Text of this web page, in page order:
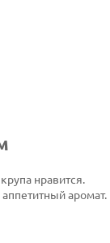
нравится.
аромат.